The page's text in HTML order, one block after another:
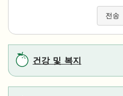
전송
건강 및 복지